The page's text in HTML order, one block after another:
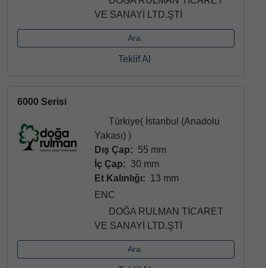
VE SANAYİ LTD.ŞTİ
Ara
Teklif Al
6000 Serisi
Türkiye( İstanbul (Anadolu
Yakası) )
Dış Çap: 55 mm
İç Çap: 30 mm
Et Kalınlığı: 13 mm
ENC
DOĞA RULMAN TİCARET
VE SANAYİ LTD.ŞTİ
Ara